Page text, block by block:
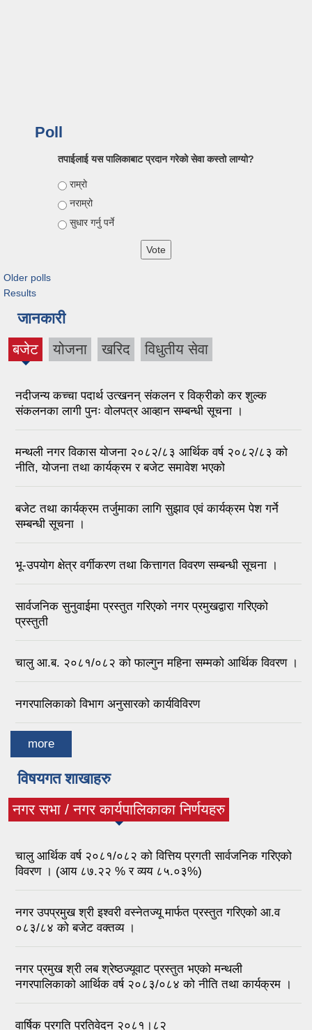
Poll
तपाईलाई यस पालिकाबाट प्रदान गरेको सेवा कस्तो लाग्यो?
Choices
राम्रो
नराम्रो
सुधार गर्नु पर्ने
Older polls
Results
जानकारी
बजेट योजना खरिद विधुतीय सेवा
नदीजन्य कच्चा पदार्थ उत्खनन् संकलन र विक्रीको कर शुल्क
संकलनका लागी पुनः वोलपत्र आव्हान सम्बन्धी सूचना ।
मन्थली नगर विकास योजना २०८२/८३ आर्थिक वर्ष २०८२/८३ को
नीति, योजना तथा कार्यक्रम र बजेट समावेश भएको
बजेट तथा कार्यक्रम तर्जुमाका लागि सुझाव एवं कार्यक्रम पेश गर्ने
सम्बन्धी सूचना ।
भू-उपयोग क्षेत्र वर्गीकरण तथा कित्तागत विवरण सम्बन्धी सूचना ।
सार्वजनिक सुनुवाईमा प्रस्तुत गरिएको नगर प्रमुखद्वारा गरिएको
प्रस्तुती
चालु आ.ब. २०८१/०८२ को फाल्गुन महिना सम्मको आर्थिक विवरण ।
नगरपालिकाको विभाग अनुसारको कार्यविविरण
more
विषयगत शाखाहरु
नगर सभा / नगर कार्यपालिकाका निर्णयहरु
(active tab)
चालु आर्थिक वर्ष २०८१/०८२ को वित्तिय प्रगती सार्वजनिक गरिएको
विवरण । (आय ८७.२२ % र व्यय ८५.०३%)
नगर उपप्रमुख श्री इश्वरी वस्नेतज्यू मार्फत प्रस्तुत गरिएको आ.व
०८३/८४ को बजेट वक्तव्य ।
नगर प्रमुख श्री लब श्रेष्ठज्यूवाट प्रस्तुत भएको मन्थली
नगरपालिकाको आर्थिक वर्ष २०८३/०८४ को नीति तथा कार्यक्रम ।
वार्षिक प्रगति प्रतिवेदन २०८१।८२